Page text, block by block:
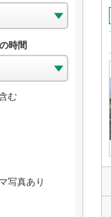
時間
む
写真あり